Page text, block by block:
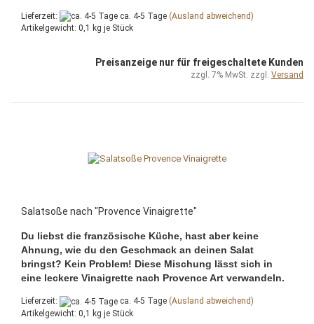
Lieferzeit: ca. 4-5 Tage (Ausland abweichend)
Artikelgewicht: 0,1 kg je Stück
Preisanzeige nur für freigeschaltete Kunden
zzgl. 7% MwSt. zzgl. Versand
Salatsoße nach "Provence Vinaigrette"
Du liebst die französische Küche, hast aber keine
Ahnung, wie du den Geschmack an deinen Salat
bringst? Kein Problem! Diese Mischung lässt sich in
eine leckere Vinaigrette nach Provence Art verwandeln.
Lieferzeit: ca. 4-5 Tage (Ausland abweichend)
Artikelgewicht: 0,1 kg je Stück